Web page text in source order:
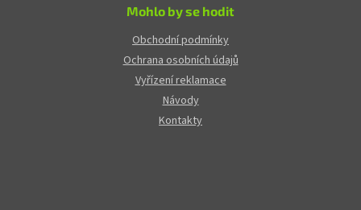
Mohlo by se hodit
Obchodní podmínky
Ochrana osobních údajů
Vyřízení reklamace
Návody
Kontakty